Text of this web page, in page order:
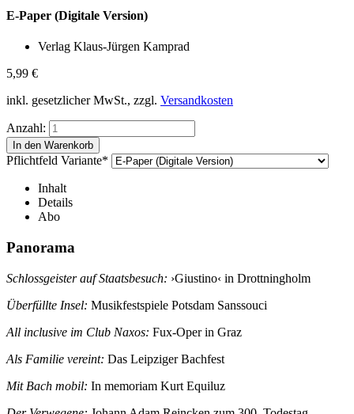
E-Paper (Digitale Version)
Verlag Klaus-Jürgen Kamprad
5,99 €
inkl. gesetzlicher MwSt., zzgl. Versandkosten
Anzahl:
Pflichtfeld Variante*
Inhalt
Details
Abo
Panorama
Schlossgeister auf Staatsbesuch: ›Giustino‹ in Drottningholm
Überfüllte Insel: Musikfestspiele Potsdam Sanssouci
All inclusive im Club Naxos: Fux-Oper in Graz
Als Familie vereint: Das Leipziger Bachfest
Mit Bach mobil: In memoriam Kurt Equiluz